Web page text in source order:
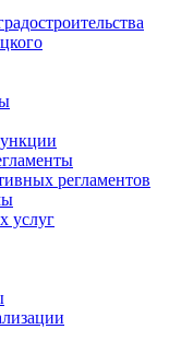
регламентов
услуг